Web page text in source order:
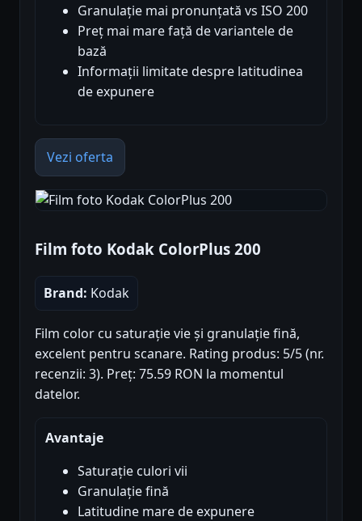
Granulație mai pronunțată vs ISO 200
Preț mai mare față de variantele de
bază
Informații limitate despre latitudinea
de expunere
Vezi oferta
Film foto Kodak ColorPlus 200
Brand: Kodak
Film color cu saturație vie și granulație fină,
excelent pentru scanare. Rating produs: 5/5 (nr.
recenzii: 3). Preț: 75.59 RON la momentul
datelor.
Avantaje
Saturație culori vii
Granulație fină
Latitudine mare de expunere